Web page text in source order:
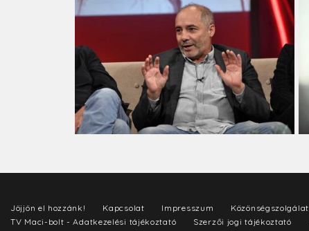
Jöjjön el hozzánk! Kapcsolat Impresszum Közönségszolgálat
TV Maci-bolt - Adatkezelési tájékoztató
Szerzői jogi tájékoztató